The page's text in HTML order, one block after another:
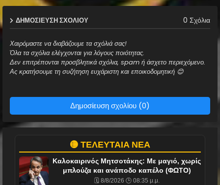
ΔΗΜΟΣΊΕΥΣΗ ΣΧΟΛΊΟΥ 0 Σχόλια
Χαιρόμαστε να διαβάζουμε τα σχόλιά σας!
Όλα τα σχόλια ελέγχονται για λόγους ποιότητας.
Δεν επιτρέπονται προσβλητικά σχόλια, spam ή άσχετο περιεχόμενο.
Ας κρατήσουμε τη συζήτηση ευχάριστη και εποικοδομητική 😊
Δημοσίευση σχολίου (0)
🟡 ΤΕΛΕΥΤΑΙΑ ΝΕΑ
Καλοκαιρινός Μητσοτάκης: Με μαγιό, χωρίς
μπλούζα και ανάποδο καπέλο (ΦΩΤΟ)
🗓️ 8/8/2026 🕒 08:35 μ.μ.